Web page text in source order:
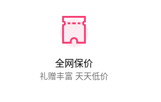
全网保价
礼赠丰富 天天低价